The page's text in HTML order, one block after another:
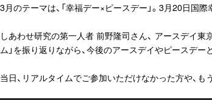
3月のテーマは、「幸福デー×ピースデー」。3月20日国
しあわせ研究の第一人者 前野隆司さん、 アースデイ
ム」を振り返りながら、今後のアースデイやピースデ
当日、リアルタイムでご参加いただけなかった方や、も